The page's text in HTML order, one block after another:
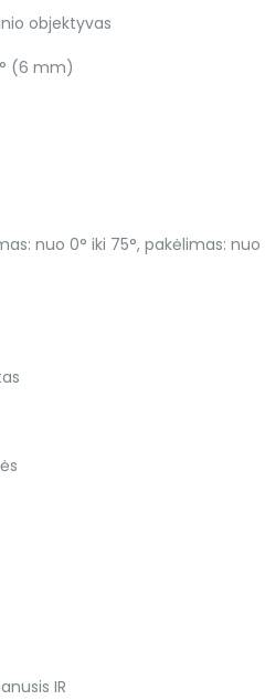
objektyvas
(6 mm)
nuo 0° iki 75°, pakėlimas: nuo
IR